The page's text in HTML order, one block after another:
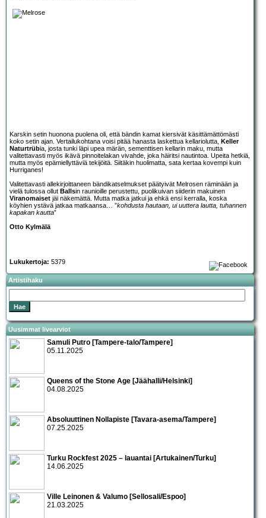
Karskin setin huonona puolena oli, että bändin kamat kiersivät käsittämättömästi
koko setin ajan. Vertailukohtana voisi pitää hanasta laskettua kellariolutta, Keller
Naturtrübia, josta tunki läpi upea märän, sementtisen kellarin maku, mutta
valitettavasti myös ikävä pinnoitelakan vivahde, joka häiritsi nautintoa. Upeita hetkiä,
mutta myös epämiellyttäviä tekijöitä. Siitäkin huolimatta, sata kertaa kovempi kuin
Hurriganes!
Valitettavasti allekirjoittaneen bändikatselmukset päätyivät Melrosen räminään ja
vielä tulossa ollut Ballsin raunioille perustettu, puolikuivan siiderin makuinen
Viranomaiset jäi näkemättä. Mutta matka jatkui ja ehkä ensi kerralla, koska
köyhien ystävä jatkaa matkaansa… ”kohdusta hautaan, ui uuttera lautta, tuhannen
kapakan kautta”
Otto Kylmälä
Lukukertoja: 5379
Artistihaku
Uusimmat livearviot
Samuli Putro [Tampere-talo/Tampere]
05.11.2025
Queens of the Stone Age [Jäähalli/Helsinki]
04.08.2025
Absoluuttinen Nollapiste [Tavara-asema/Tampere]
07.25.2025
Turku Rockfest 2025 – lauantai [Artukainen/Turku]
14.06.2025
Ville Leinonen & Valumo [Sellosali/Espoo]
21.03.2025